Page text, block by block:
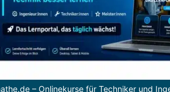
– Onlinekurse für Techniker und